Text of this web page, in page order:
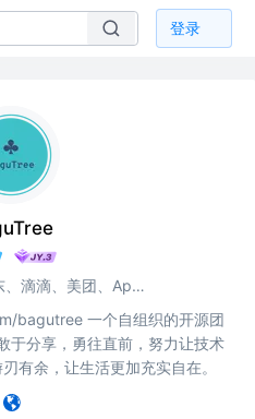
登录
京东、滴滴、美团、Apple、Oprea
bagutree 一个自组织的开源团
于分享，勇往直前，努力让技术
有余，让生活更加充实自在。